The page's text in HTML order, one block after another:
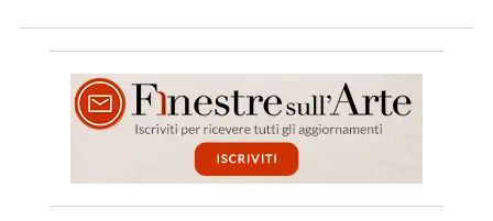
della contemporaneità, capace di interrogare lo
spettatore e di restituire dignità a storie che
altrimenti resterebbero invisibili.
Rispondi 🤍0